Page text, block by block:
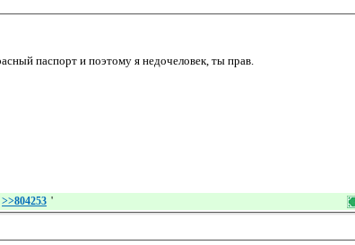
паспорт и поэтому я недочеловек, ты прав.
>>804253 '